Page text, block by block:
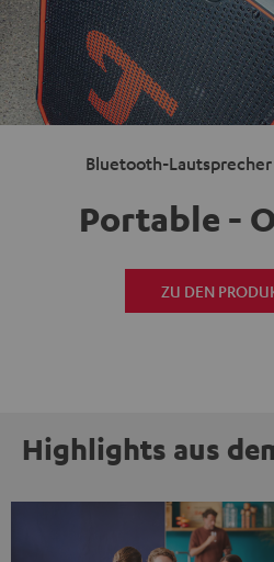
Bluetooth-
Portable -
ZU DEN
Highlights aus